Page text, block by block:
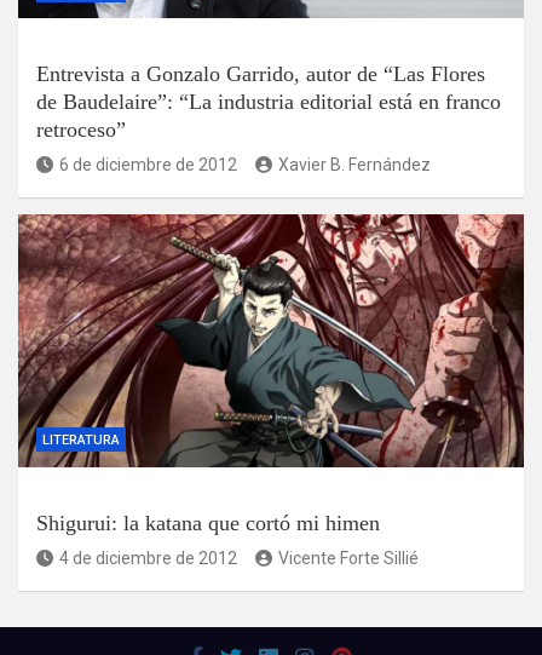
Entrevista a Gonzalo Garrido, autor de “Las Flores
de Baudelaire”: “La industria editorial está en franco
retroceso”
6 de diciembre de 2012 Xavier B. Fernández
LITERATURA
Shigurui: la katana que cortó mi himen
4 de diciembre de 2012 Vicente Forte Sillié